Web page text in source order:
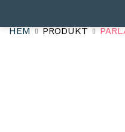
HEM PRODUKT